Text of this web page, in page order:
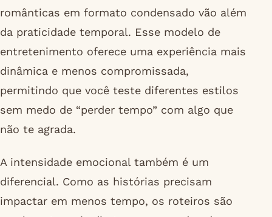
românticas em formato condensado vão além
da praticidade temporal. Esse modelo de
entretenimento oferece uma experiência mais
dinâmica e menos compromissada,
permitindo que você teste diferentes estilos
sem medo de “perder tempo” com algo que
não te agrada.
A intensidade emocional também é um
diferencial. Como as histórias precisam
impactar em menos tempo, os roteiros são